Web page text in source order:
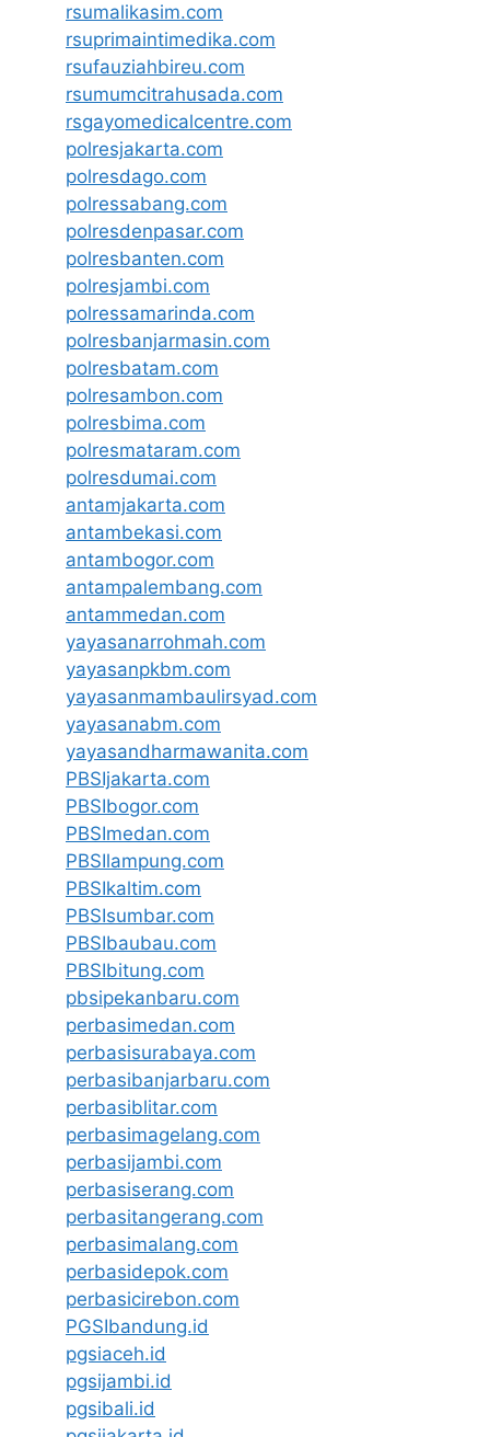
rsumalikasim.com
rsuprimaintimedika.com
rsufauziahbireu.com
rsumumcitrahusada.com
rsgayomedicalcentre.com
polresjakarta.com
polresdago.com
polressabang.com
polresdenpasar.com
polresbanten.com
polresjambi.com
polressamarinda.com
polresbanjarmasin.com
polresbatam.com
polresambon.com
polresbima.com
polresmataram.com
polresdumai.com
antamjakarta.com
antambekasi.com
antambogor.com
antampalembang.com
antammedan.com
yayasanarrohmah.com
yayasanpkbm.com
yayasanmambaulirsyad.com
yayasanabm.com
yayasandharmawanita.com
PBSIjakarta.com
PBSIbogor.com
PBSImedan.com
PBSIlampung.com
PBSIkaltim.com
PBSIsumbar.com
PBSIbaubau.com
PBSIbitung.com
pbsipekanbaru.com
perbasimedan.com
perbasisurabaya.com
perbasibanjarbaru.com
perbasiblitar.com
perbasimagelang.com
perbasijambi.com
perbasiserang.com
perbasitangerang.com
perbasimalang.com
perbasidepok.com
perbasicirebon.com
PGSIbandung.id
pgsiaceh.id
pgsijambi.id
pgsibali.id